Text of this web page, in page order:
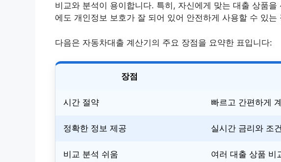
비교와 분석이 용이합니다. 특히, 자신에게 맞는 대출 상품
에도 개인정보 보호가 잘 되어 있어 안전하게 사용할 수 있는
다음은 자동차대출 계산기의 주요 장점을 요약한 표입니다:
장점
시간 절약 빠르고 간편하게
정확한 정보 제공 실시간 금리와 조
비교 분석 쉬움 여러 대출 상품 비